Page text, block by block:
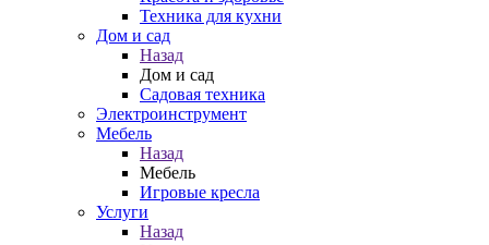
Техника для кухни
Дом и сад
Назад
Дом и сад
Садовая техника
Электроинструмент
Мебель
Назад
Мебель
Игровые кресла
Услуги
Назад